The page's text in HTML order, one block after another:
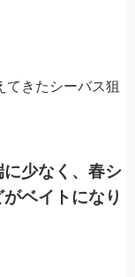
てきたシーバス狙
少なく、春シ
ベイトになり